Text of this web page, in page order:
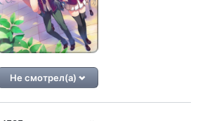
Не смотрел(а)